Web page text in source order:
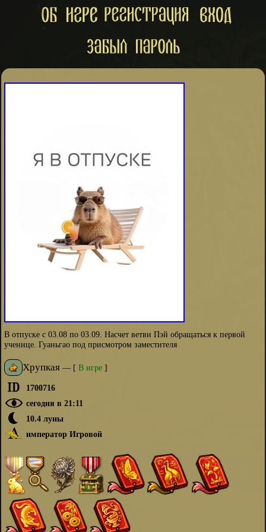
В отпуске с 03.08 по 03.09. Насчет ветви Пэй обращаться к первой
ученице. Гуаньгао под присмотром заместителя
Хрупкая— [ В игре]
1700716
сегодня в 21:11
10.4 луны
император Игровой